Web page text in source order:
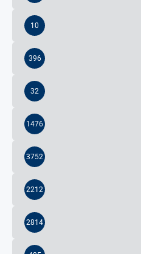
10
396
32
1476
3752
2212
2814